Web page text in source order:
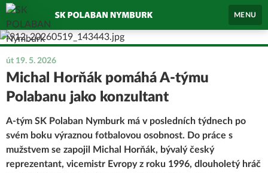
MENU
út 19. 5. 2026
Michal Horňák pomáhá A-týmu
Polabanu jako konzultant
A-tým SK Polaban Nymburk má v posledních týdnech po
svém boku výraznou fotbalovou osobnost. Do práce s
mužstvem se zapojil Michal Horňák, bývalý český
reprezentant, vicemistr Evropy z roku 1996, dlouholetý hráč